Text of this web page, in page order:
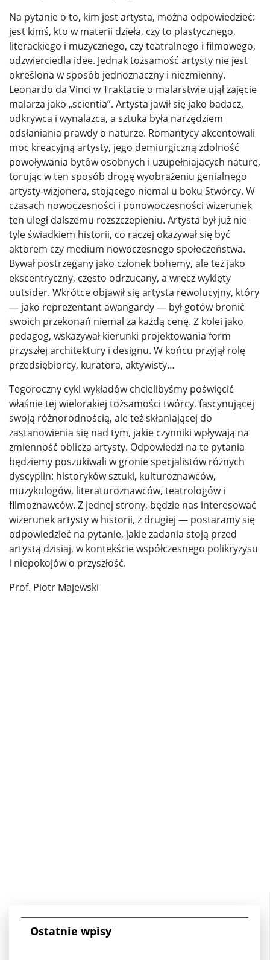
Na pytanie o to, kim jest artysta, można odpowiedzieć:
jest kimś, kto w materii dzieła, czy to plastycznego,
literackiego i muzycznego, czy teatralnego i filmowego,
odzwierciedla idee. Jednak tożsamość artysty nie jest
określona w sposób jednoznaczny i niezmienny.
Leonardo da Vinci w Traktacie o malarstwie ujął zajęcie
malarza jako „scientia”. Artysta jawił się jako badacz,
odkrywca i wynalazca, a sztuka była narzędziem
odsłaniania prawdy o naturze. Romantycy akcentowali
moc kreacyjną artysty, jego demiurgiczną zdolność
powoływania bytów osobnych i uzupełniających naturę,
torując w ten sposób drogę wyobrażeniu genialnego
artysty-wizjonera, stojącego niemal u boku Stwórcy. W
czasach nowoczesności i ponowoczesności wizerunek
ten uległ dalszemu rozszczepieniu. Artysta był już nie
tyle świadkiem historii, co raczej okazywał się być
aktorem czy medium nowoczesnego społeczeństwa.
Bywał postrzegany jako członek bohemy, ale też jako
ekscentryczny, często odrzucany, a wręcz wyklęty
outsider. Wkrótce objawił się artysta rewolucyjny, który
— jako reprezentant awangardy — był gotów bronić
swoich przekonań niemal za każdą cenę. Z kolei jako
pedagog, wskazywał kierunki projektowania form
przyszłej architektury i designu. W końcu przyjął rolę
przedsiębiorcy, kuratora, aktywisty…
Tegoroczny cykl wykładów chcielibyśmy poświęcić
właśnie tej wielorakiej tożsamości twórcy, fascynującej
swoją różnorodnością, ale też skłaniającej do
zastanowienia się nad tym, jakie czynniki wpływają na
zmienność oblicza artysty. Odpowiedzi na te pytania
będziemy poszukiwali w gronie specjalistów różnych
dyscyplin: historyków sztuki, kulturoznawców,
muzykologów, literaturoznawców, teatrologów i
filmoznawców. Z jednej strony, będzie nas interesować
wizerunek artysty w historii, z drugiej — postaramy się
odpowiedzieć na pytanie, jakie zadania stoją przed
artystą dzisiaj, w kontekście współczesnego polikryzysu
i niepokojów o przyszłość.
Prof. Piotr Majewski
Ostatnie wpisy